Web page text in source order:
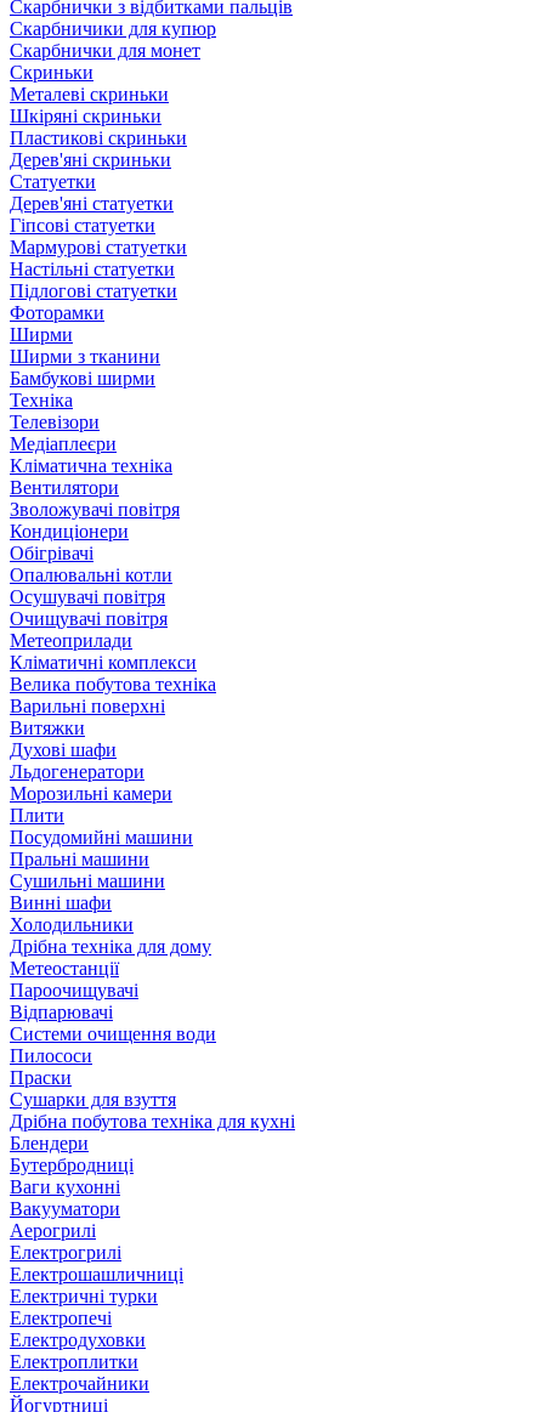
Скарбнички з відбитками пальців
Скарбничики для купюр
Скарбнички для монет
Скриньки
Металеві скриньки
Шкіряні скриньки
Пластикові скриньки
Дерев'яні скриньки
Статуетки
Дерев'яні статуетки
Гіпсові статуетки
Мармурові статуетки
Настільні статуетки
Підлогові статуетки
Фоторамки
Ширми
Ширми з тканини
Бамбукові ширми
Техніка
Телевізори
Медіаплеєри
Кліматична техніка
Вентилятори
Зволожувачі повітря
Кондиціонери
Обігрівачі
Опалювальні котли
Осушувачі повітря
Очищувачі повітря
Метеоприлади
Кліматичні комплекси
Велика побутова техніка
Варильні поверхні
Витяжки
Духові шафи
Льдогенератори
Морозильні камери
Плити
Посудомийні машини
Пральні машини
Сушильні машини
Винні шафи
Холодильники
Дрібна техніка для дому
Метеостанції
Пароочищувачі
Відпарювачі
Системи очищення води
Пилососи
Праски
Сушарки для взуття
Дрібна побутова техніка для кухні
Блендери
Бутербродниці
Ваги кухонні
Вакууматори
Аерогрилі
Електрогрилі
Електрошашличниці
Електричні турки
Електропечі
Електродуховки
Електроплитки
Електрочайники
Йогуртниці